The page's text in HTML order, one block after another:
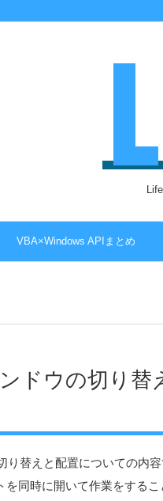
VBA×Windows APIまとめ
ドウの切り替
替えと配置についての内容
同時に開いて作業をするこ